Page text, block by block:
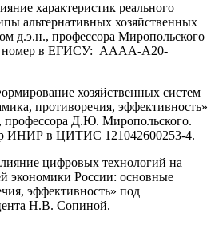
характеристик реального
альтернативных хозяйственных
д.э.н., профессора Миропольского
номер в ЕГИСУ: АААА-А20-
хозяйственных систем
противоречия, эффективность»
профессора Д.Ю. Миропольского.
ИНИР в ЦИТИС 121042600253-4.
цифровых технологий на
экономики России: основные
эффективность» под
Н.В. Сопиной.